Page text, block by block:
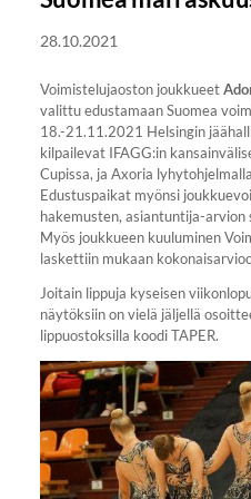
28.10.2021
Voimistelujaoston joukkueet
valittu edustamaan Suomea
18.-21.11.2021 Helsingin
kilpailevat IFAGG:in
Cupissa, ja Axoria
Edustuspaikat myönsi
hakemusten, asiantuntija-
Myös joukkueen kuuluminen
laskettiin mukaan
Joitain lippuja kyseisen
näytöksiin on vielä jäljellä
lippuostoksilla koodi TAPER.